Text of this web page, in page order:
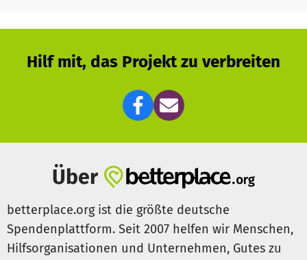
Hilf mit, das Projekt zu verbreiten
Über
betterplace.org ist die größte deutsche
Spendenplattform. Seit 2007 helfen wir Menschen,
Hilfsorganisationen und Unternehmen, Gutes zu